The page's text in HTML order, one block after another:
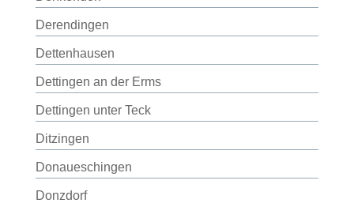
Derendingen
Dettenhausen
Dettingen an der Erms
Dettingen unter Teck
Ditzingen
Donaueschingen
Donzdorf